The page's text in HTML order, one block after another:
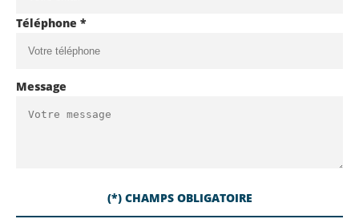
Téléphone *
Message
(*) CHAMPS OBLIGATOIRE